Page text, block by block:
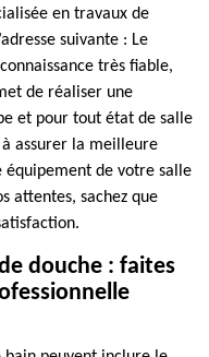
en travaux de
suivante : Le
très fiable,
de réaliser une
et pour tout état de salle
assurer la meilleure
de votre salle
attentes, sachez que
douche : faites